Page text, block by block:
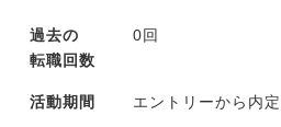
過去の
転職回数
0回
活動期間 エントリーから内